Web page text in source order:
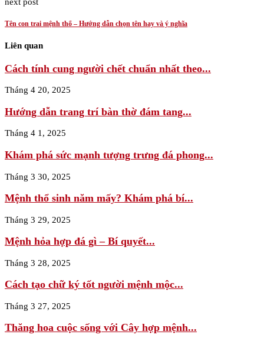
next post
Tên con trai mệnh thổ – Hướng dẫn chọn tên hay và ý nghĩa
Liên quan
Cách tính cung người chết chuẩn nhất theo...
Tháng 4 20, 2025
Hướng dẫn trang trí bàn thờ đám tang...
Tháng 4 1, 2025
Khám phá sức mạnh tượng trưng đá phong...
Tháng 3 30, 2025
Mệnh thổ sinh năm mấy? Khám phá bí...
Tháng 3 29, 2025
Mệnh hỏa hợp đá gì – Bí quyết...
Tháng 3 28, 2025
Cách tạo chữ ký tốt người mệnh mộc...
Tháng 3 27, 2025
Thăng hoa cuộc sống với Cây hợp mệnh...